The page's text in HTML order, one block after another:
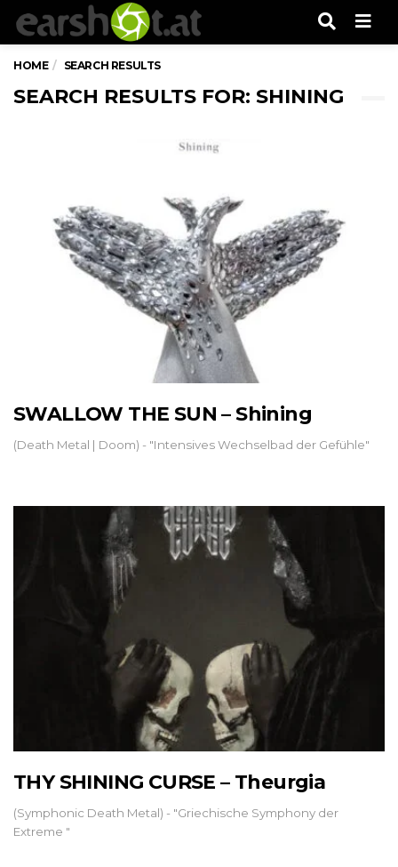
HOME SEARCH RESULTS
SEARCH RESULTS FOR: SHINING
SWALLOW THE SUN – Shining
(Death Metal | Doom) - "Intensives Wechselbad der Gefühle"
THY SHINING CURSE – Theurgia
(Symphonic Death Metal) - "Griechische Symphony der
Extreme "